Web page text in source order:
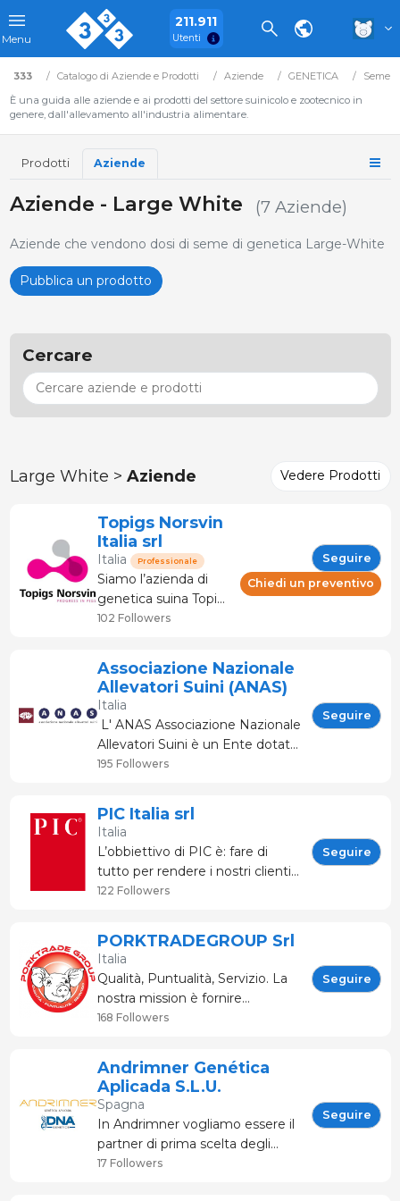
Menu
211.911
Utenti
333 Catalogo di Aziende e Prodotti Aziende GENETICA
Seme
È una guida alle aziende e ai prodotti del settore suinicolo e zootecnico in
genere, dall'allevamento all'industria alimentare.
Prodotti Aziende
Aziende - Large White (7 Aziende)
Aziende che vendono dosi di seme di genetica Large-White
Pubblica un prodotto
Cercare
Large White > Aziende Vedere Prodotti
Topigs Norsvin
Italia srl
Italia Professionale
Siamo l’azienda di
genetica suina Topigs
Norsvin, rinomata per
genetiche innovative
per una produzione
suina sostenibile ed
economica. Con la
nostra ricerca e il
nostro programma di
contribuiamo affin
102 Followers
Seguire
Chiedi un preventivo
Associazione Nazionale
Allevatori Suini (ANAS)
Italia
L' ANAS Associazione Nazionale
Allevatori Suini è un Ente dotato
di personalità giuridica il cui
D.P.R. del 23 dic 1962
(pubblicato sulla G.U. n. 72 del 15
mar 1963) e da ultimo
195 Followers
Seguire
PIC Italia srl
Italia
L’obbiettivo di PIC è: fare di
tutto per rendere i nostri clienti,
allevatori di successo a livello
offrire suini sempre migliori. Le
nostre linee vengono
selezionate per far s
122 Followers
Seguire
PORKTRADEGROUP Srl
Italia
Qualità, Puntualità, Servizio. La
nostra mission è fornire
all’allevatore italiano gli
massimizzare il proprio profitto.
Per noi Qualità è: Il più alto livello
genetico Standard s
168 Followers
Seguire
Andrimner Genética
Aplicada S.L.U.
Spagna
In Andrimner vogliamo essere il
partner di prima scelta degli
allevatori di suini quando si cerca
17 Followers
Seguire